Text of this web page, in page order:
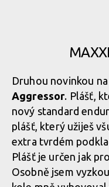
Druhou novinkou
Aggressor. Plášť,
nový standard
plášť, který užiješ
extra tvrdém
Plášť je určen jak
Osobně jsem